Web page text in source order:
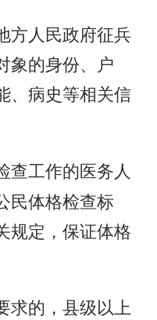
方人民政府征兵
象的身份、户
、病史等相关信
查工作的医务人
民体格检查标
规定，保证体格
求的，县级以上